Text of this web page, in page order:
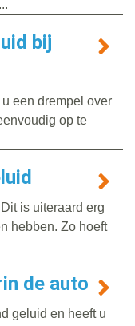
bij
een drempel over
op te
is uiteraard erg
hebben. Zo hoeft
de auto
geluid en heeft u